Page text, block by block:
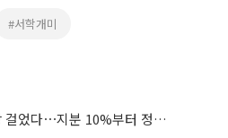
#서학개미
프랑스, 외국인 투자 빗장 걸었다⋯지분 10%부터 정부가 승인